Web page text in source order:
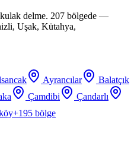
kulak delme. 207 bölgede —
Uşak, Kütahya,
Ayrancılar
Balatçık
Çamdibi
Çandarlı
+195 bölge